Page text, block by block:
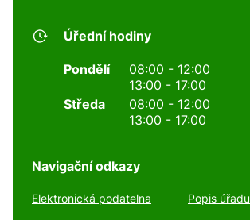
Úřední hodiny
Pondělí
08:00 - 12:00
13:00 - 17:00
Středa
08:00 - 12:00
13:00 - 17:00
Navigační odkazy
Elektronická podatelna Popis úřadu